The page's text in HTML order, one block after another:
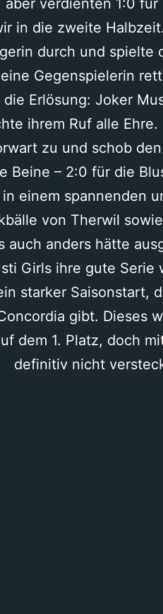
aber verdienten 1:0 für
in die zweite
durch und spielte
Gegenspielerin
Erlösung: Joker
ihrem Ruf alle
zu und schob
Beine – 2:0 für die
einem spannenden
von Therwil
auch anders hätte
Girls ihre gute
starker Saisonstart,
gibt. Dieses
dem 1. Platz, doch
definitiv nicht